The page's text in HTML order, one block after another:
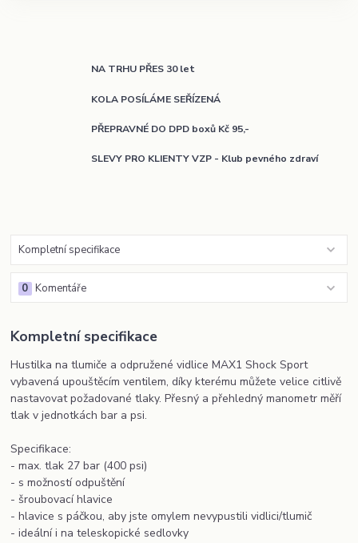
NA TRHU PŘES 30 let
KOLA POSÍLÁME SEŘÍZENÁ
PŘEPRAVNÉ DO DPD boxů Kč 95,-
SLEVY PRO KLIENTY VZP - Klub pevného zdraví
Kompletní specifikace
Komentáře
0
Kompletní specifikace
Hustilka na tlumiče a odpružené vidlice MAX1 Shock Sport
vybavená upouštěcím ventilem, díky kterému můžete velice citlivě
nastavovat požadované tlaky. Přesný a přehledný manometr měří
tlak v jednotkách bar a psi.
Specifikace:
- max. tlak 27 bar (400 psi)
- s možností odpuštění
- šroubovací hlavice
- hlavice s páčkou, aby jste omylem nevypustili vidlici/tlumič
- ideální i na teleskopické sedlovky